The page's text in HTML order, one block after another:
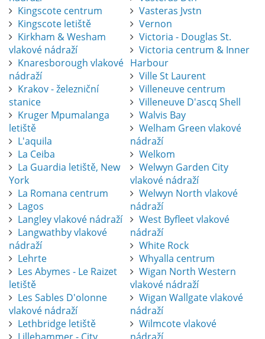
Kingscote centrum
Kingscote letiště
Kirkham & Wesham
vlakové nádraží
Knaresborough vlakové
nádraží
Krakov - železniční
stanice
Kruger Mpumalanga
letiště
L'aquila
La Ceiba
La Guardia letiště, New
York
La Romana centrum
Lagos
Langley vlakové nádraží
Langwathby vlakové
nádraží
Lehrte
Les Abymes - Le Raizet
letiště
Les Sables D'olonne
vlakové nádraží
Lethbridge letiště
Vasteras Jvstn
Vernon
Victoria - Douglas St.
Victoria centrum & Inner
Harbour
Ville St Laurent
Villeneuve centrum
Villeneuve D'ascq Shell
Walvis Bay
Welham Green vlakové
nádraží
Welkom
Welwyn Garden City
vlakové nádraží
Welwyn North vlakové
nádraží
West Byfleet vlakové
nádraží
White Rock
Whyalla centrum
Wigan North Western
vlakové nádraží
Wigan Wallgate vlakové
nádraží
Wilmcote vlakové